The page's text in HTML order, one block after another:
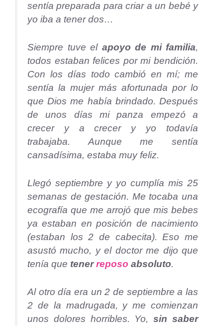
sentía preparada para criar a un bebé y
yo iba a tener dos…
Siempre tuve elapoyo de mi familia,
todos estaban felices por mi bendición.
Con los días todo cambió en mí; me
sentía la mujer más afortunada por lo
que Dios me había brindado. Después
de unos días mi panza empezó a
crecer y a crecer y yo todavía
trabajaba. Aunque me sentía
cansadísima, estaba muy feliz.
Llegó septiembre y yo cumplía mis 25
semanas de gestación. Me tocaba una
ecografía que me arrojó que mis bebes
ya estaban en posición de nacimiento
(estaban los 2 de cabecita). Eso me
asustó mucho, y el doctor me dijo que
tenía que tenerreposo absoluto.
Al otro día era un 2 de septiembre a las
2 de la madrugada, y me comienzan
unos dolores horribles. Yo,sin saber